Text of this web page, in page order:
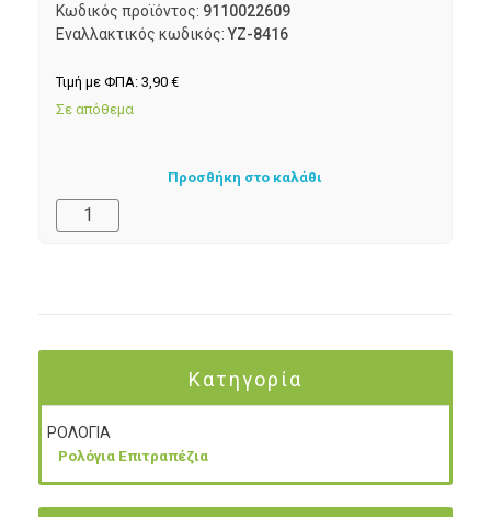
Κωδικός προϊόντος: 9110022609
Εναλλακτικός κωδικός: YZ-8416
Τιμή με ΦΠΑ: 3,90 €
Σε απόθεμα
Προσθήκη στο καλάθι
Κατηγορία
ΡΟΛΟΓΙΑ
Ρολόγια Επιτραπέζια